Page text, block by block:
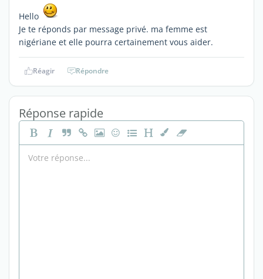
Hello
Je te réponds par message privé. ma femme est
nigériane et elle pourra certainement vous aider.
Réagir Répondre
Réponse rapide